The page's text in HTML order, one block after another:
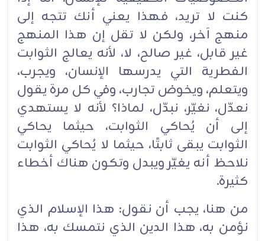
كنت لا تريد، فهذا يعني أنك تتجه إلى
منهج آخر، ولكن لا تقل إن هذا المنهج
غير قابل، غير صالح، لا، ‏لأنه يعالج الثوابت
الفطرية التي يدرسها الإنسان، ويجرب،
ويتعلم، ويخوض تجارب، وفي كل مرة يقول
‏نعدّل، نغيّر، نبدّل، لماذا؟ لأنه لا يستهدي
إلى أن يُحاكي الثوابت، حيثما يحاكي
الثوابت يبقى ثابتًا، حيثما لا ‏يُحاكي الثوابت
نلاحظ أنه يغيّر ويبدل وتكون هناك أخطاء
كثيرة.‏
من هنا، يجب أن نقول: هذا الإسلام الذي
نؤمن به، هذا الدين الذي نتمسك به، هذا